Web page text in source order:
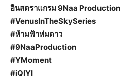
อินสตราแกรม 9Naa Production
#VenusInTheSkySeries
#ห้ามฟ้าห่มดาว
#9NaaProduction
#YMoment
#iQIYI